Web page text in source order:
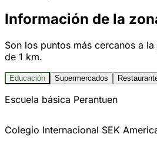
Información de la
Son los puntos más cercanos a
de 1 km.
Educación Supermercados
Escuela básica Perantuen
Colegio Internacional SEK